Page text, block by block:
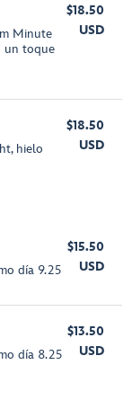
Minute
un toque
$18.50
USD
hielo
$18.50
USD
día 9.25
$15.50
USD
día 8.25
$13.50
USD